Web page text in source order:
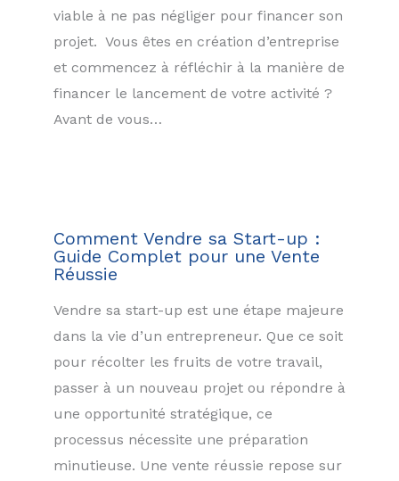
viable à ne pas négliger pour financer son
projet. Vous êtes en création d’entreprise
et commencez à réfléchir à la manière de
financer le lancement de votre activité ?
Avant de vous…
Comment Vendre sa Start-up :
Guide Complet pour une Vente
Réussie
Vendre sa start-up est une étape majeure
dans la vie d’un entrepreneur. Que ce soit
pour récolter les fruits de votre travail,
passer à un nouveau projet ou répondre à
une opportunité stratégique, ce
processus nécessite une préparation
minutieuse. Une vente réussie repose sur